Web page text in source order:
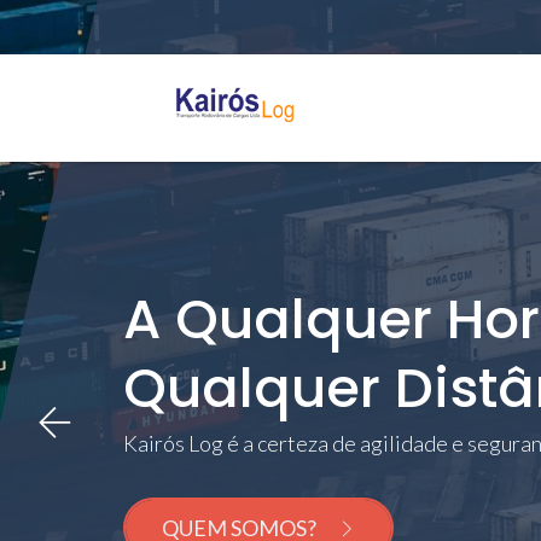
A Qualquer
Qualquer
Kairós Log é a certeza de agilidade e
QUEM SOMOS?
Enfrentamos
Qualquer Desafio
Pois Estamos
SERVIÇOS